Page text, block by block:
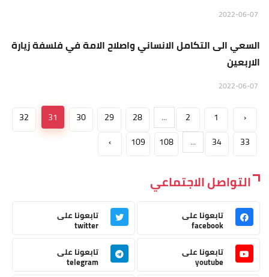
منبر الجمعة
السعي الى التكامل الانساني واصلاح الامة في فلسفة زيارة
الاربعين
‹
1
2
...
28
29
30
31
32
33
34
...
108
109
›
التواصل الاجتماعي
تابعونا على
facebook
تابعونا على
twitter
تابعونا على
youtube
تابعونا على
telegram